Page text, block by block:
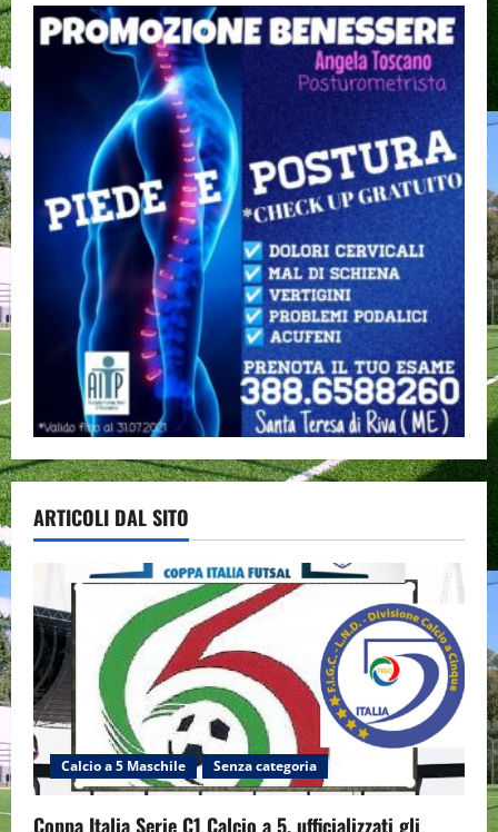
ARTICOLI DAL SITO
Calcio a 5 Maschile Senza categoria
Coppa Italia Serie C1 Calcio a 5, ufficializzati gli